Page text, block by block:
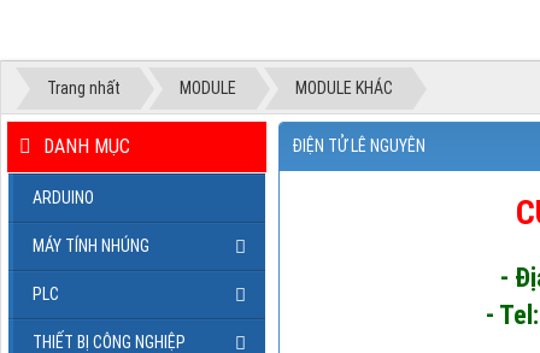
Trang nhất MODULE MODULE KHÁC
ĐIỆN TỬ LÊ NGUYÊN
-
-
DANH MỤC
ARDUINO
MÁY TÍNH NHÚNG
PLC
THIẾT BỊ CÔNG NGHIỆP